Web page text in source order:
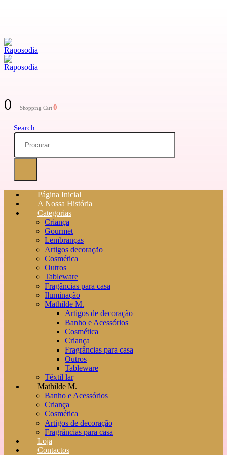
0 Shopping Cart0
Search
Página Inicial
A Nossa História
Categorias
Criança
Gourmet
Lembranças
Artigos decoração
Cosmética
Outros
Tableware
Fragâncias para casa
Iluminação
Mathilde M.
Artigos de decoração
Banho e Acessórios
Cosmética
Criança
Fragrâncias para casa
Outros
Tableware
Têxtil lar
Mathilde M.
Banho e Acessórios
Criança
Cosmética
Artigos de decoração
Fragrâncias para casa
Loja
Contactos